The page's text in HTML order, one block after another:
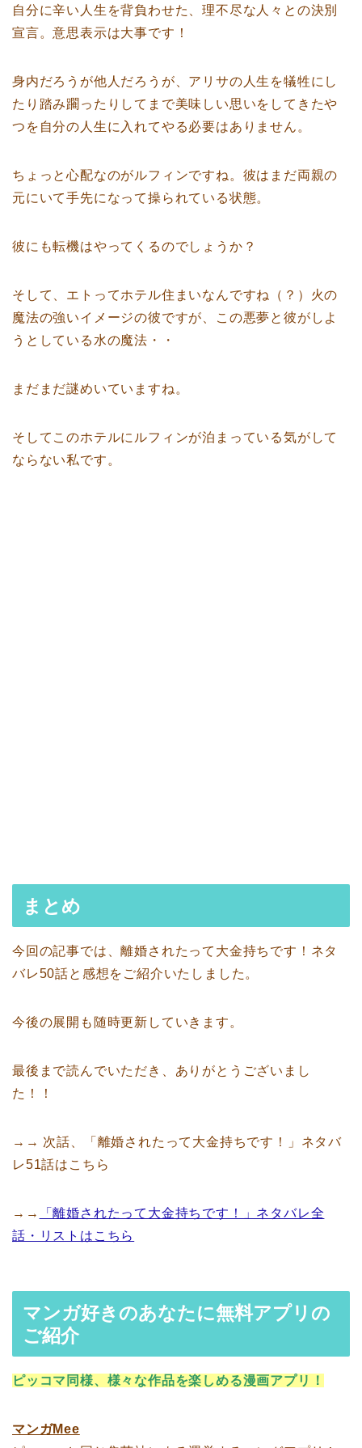
自分に辛い人生を背負わせた、理不尽な人々との決別
宣言。意思表示は大事です！
身内だろうが他人だろうが、アリサの人生を犠牲にし
たり踏み躙ったりしてまで美味しい思いをしてきたや
つを自分の人生に入れてやる必要はありません。
ちょっと心配なのがルフィンですね。彼はまだ両親の
元にいて手先になって操られている状態。
彼にも転機はやってくるのでしょうか？
そして、エトってホテル住まいなんですね（？）火の
魔法の強いイメージの彼ですが、この悪夢と彼がしよ
うとしている水の魔法・・
まだまだ謎めいていますね。
そしてこのホテルにルフィンが泊まっている気がして
ならない私です。
まとめ
今回の記事では、離婚されたって大金持ちです！ネタ
バレ50話と感想をご紹介いたしました。
今後の展開も随時更新していきます。
最後まで読んでいただき、ありがとうございまし
た！！
→→ 次話、「離婚されたって大金持ちです！」ネタバ
レ51話はこちら
→→
「離婚されたって大金持ちです！」ネタバレ全
話・リストはこちら
マンガ好きのあなたに無料アプリの
ご紹介
ピッコマ同様、様々な作品を楽しめる漫画アプリ！
マンガMee